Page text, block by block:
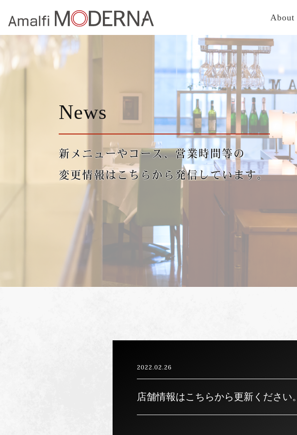
About
News
新メニューやコース、営業時間等の
変更情報はこちらから発信しています。
2022.02.26
店舗情報はこちらから更新ください。